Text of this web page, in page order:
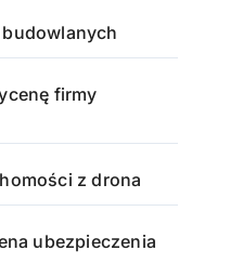
firmy
z drona
ubezpieczenia